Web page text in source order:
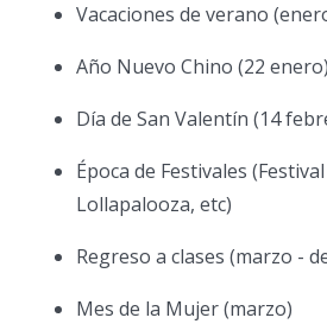
Vacaciones de verano
Año Nuevo Chino (22 enero)
Día de San Valentín (14
Época de Festivales
Lollapalooza, etc)
Regreso a clases (marzo -
Mes de la Mujer (marzo)